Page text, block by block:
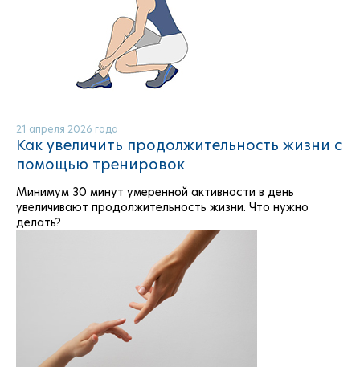
21 апреля 2026 года
Как увеличить продолжительность жизни с
помощью тренировок
Минимум 30 минут умеренной активности в день
увеличивают продолжительность жизни. Что нужно
делать?